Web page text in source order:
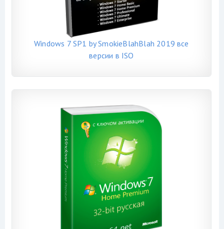
Windows 7 SP1 by SmokieBlahBlah 2019 все
версии в ISO